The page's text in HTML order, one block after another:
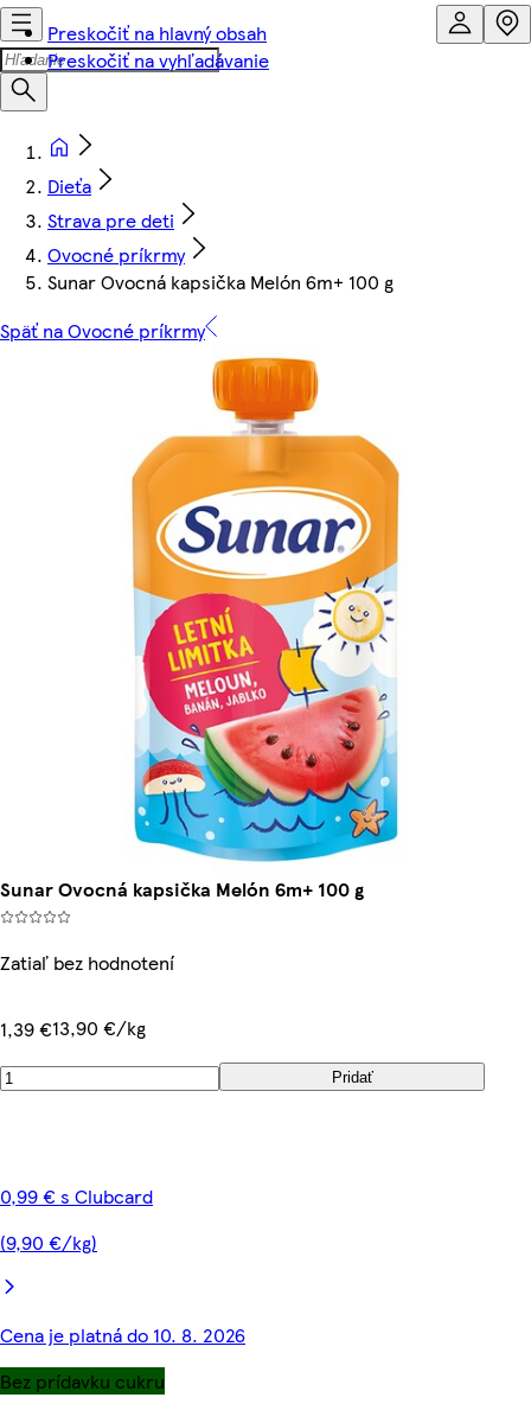
Preskočiť na hlavný obsah
Preskočiť na vyhľadávanie
Dieťa
Strava pre deti
Ovocné príkrmy
Sunar Ovocná kapsička Melón 6m+ 100 g
Späť na Ovocné príkrmy
Sunar Ovocná kapsička Melón 6m+ 100 g
Zatiaľ bez hodnotení
1,39 €13,90 €/kg
Pridať
0,99 € s Clubcard
(9,90 €/kg)
Cena je platná do 10. 8. 2026
Bez prídavku cukru